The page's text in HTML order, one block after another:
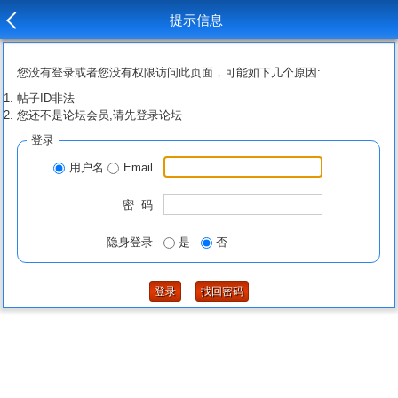
提示信息
您没有登录或者您没有权限访问此页面，可能如下几个原因:
帖子ID非法
您还不是论坛会员,请先登录论坛
登录
用户名 Email
密 码
隐身登录 是 否